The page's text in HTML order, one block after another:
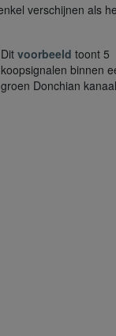
verschijnen als
Dit voorbeeld toont 5
koopsignalen binnen
groen Donchian